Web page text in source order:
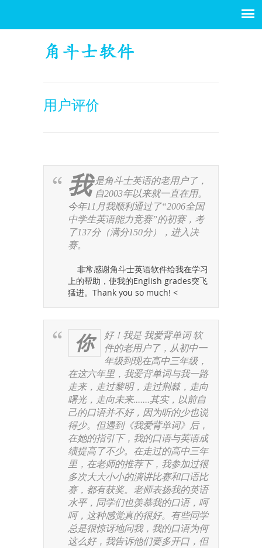
用户评价
我 是角斗士英语的老用户了，
自2003年以来就一直在用。
今年11月我顺利通过了“2006全国
中学生英语能力竞赛”的初赛，考
了137分（满分150分），进入决
赛。
非常感谢角斗士英语软件给我在学习
上的帮助，使我的English grades突飞
猛进。Thank you so much! <
你
好！我是 我爱背单词 软
件的老用户了，从初中一
年级到现在高中三年级，
在这六年里，我爱背单词与我一路
走来，走过黎明，走过荆棘，走向
曙光，走向未来.......其实，以前自
己的口语并不好，因为听的少也说
得少。但遇到《我爱背单词》后，
在她的指引下，我的口语与英语成
绩提高了不少。在走过的高中三年
里，在老师的推荐下，我参加过很
多次大大小小的演讲比赛和口语比
赛，都有获奖。老师表扬我的英语
水平，同学们也羡慕我的口语，呵
呵，这种感觉真的很好。有些同学
总是很惊讶地问我，我的口语为何
这么好，我告诉他们要多开口，但